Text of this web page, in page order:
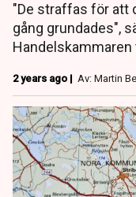
"De straffas för att
gång grundades",
Handelskammaren
2 years ago | Av: Martin